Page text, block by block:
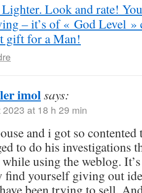
Look and rate!
– it’s of « God Level
gift for a Man!
imolsays:
2023 at 18 h 29 min
and i got so contented
to do his investigations
using the weblog.
find yourself giving out
been trying to sell.